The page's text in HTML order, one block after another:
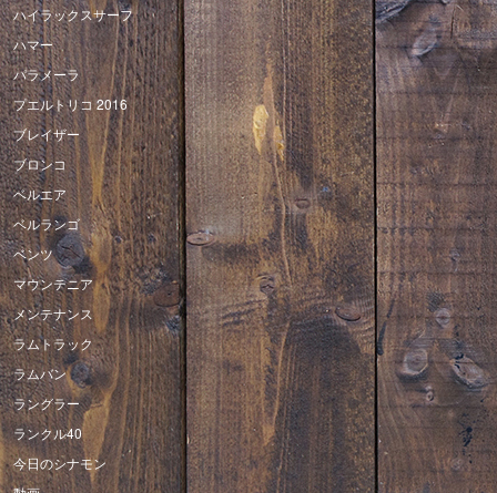
ハイラックスサーフ
ハマー
パラメーラ
プエルトリコ 2016
ブレイザー
ブロンコ
ベルエア
ベルランゴ
ベンツ
マウンテニア
メンテナンス
ラムトラック
ラムバン
ラングラー
ランクル40
今日のシナモン